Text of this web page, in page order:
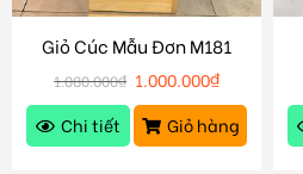
Giỏ Cúc Mẫu Đơn M181
1.080.000₫ 1.000.000₫
Chi tiết
Giỏ hàng